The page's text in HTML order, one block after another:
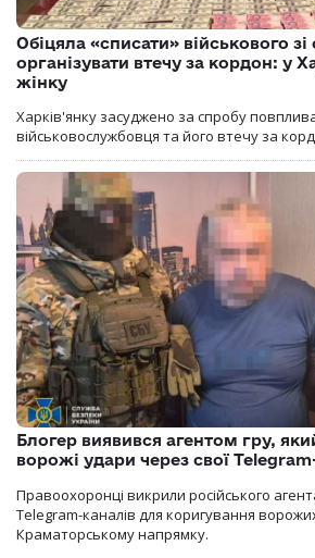
Обіцяла «списати» військового
організувати втечу за кордон: у
жінку
Харків'янку засуджено за спробу
військовослужбовця та його втечу за
Блогер виявився агентом гру,
ворожі удари через свої
Правоохоронці викрили російського
Telegram-каналів для коригування
Краматорському напрямку.